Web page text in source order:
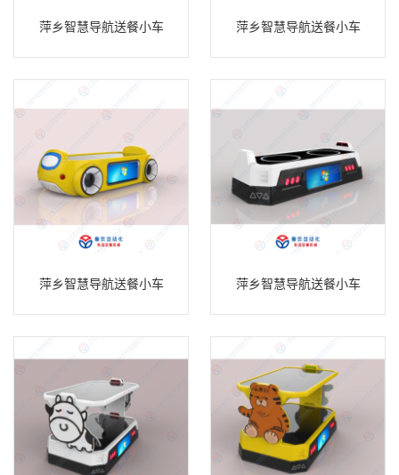
萍乡智慧导航送餐小车 萍乡智慧导航送餐小车
萍乡智慧导航送餐小车 萍乡智慧导航送餐小车